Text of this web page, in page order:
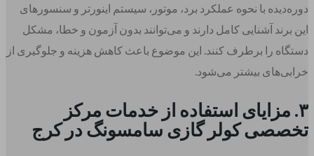
دوره‌دیده با نحوه عملکرد برد، موتور، سیستم اینورتر و سنسورهای
این برند آشنایی کامل دارند و می‌توانند بدون آزمون و خطا، مشکل
دستگاه را برطرف کنند. این موضوع باعث کاهش هزینه و جلوگیری از
خرابی‌های بیشتر می‌شود.
۳. مزایای استفاده از خدمات مرکز
تخصصی کولر گازی سامسونگ در کرج